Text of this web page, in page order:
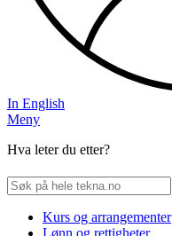
In English
Meny
Hva leter du etter?
Kurs og arrangementer
Lønn og rettigheter